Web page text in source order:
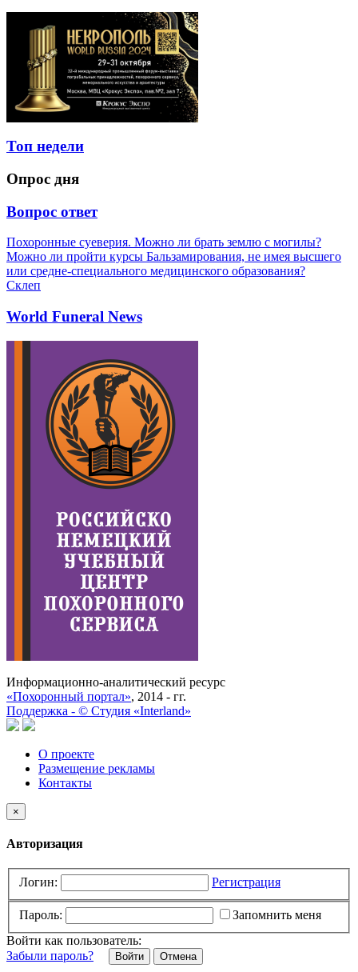
Топ недели
Опрос дня
Вопрос ответ
Похоронные суеверия. Можно ли брать землю с могилы?
Можно ли пройти курсы Бальзамирования, не имея высшего
или средне-специального медицинского образования?
Склеп
World Funeral News
Информационно-аналитический ресурс
«Похоронный портал», 2014 - гг.
Поддержка - © Cтудия «Interland»
О проекте
Размещение рекламы
Контакты
×
Авторизация
Логин: Регистрация
Пароль:
Запомнить меня
Войти как пользователь:
Забыли пароль?
Отмена